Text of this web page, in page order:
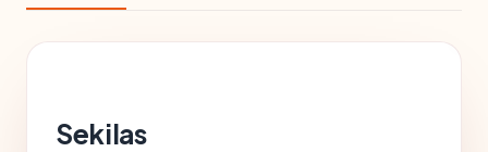
Sekilas